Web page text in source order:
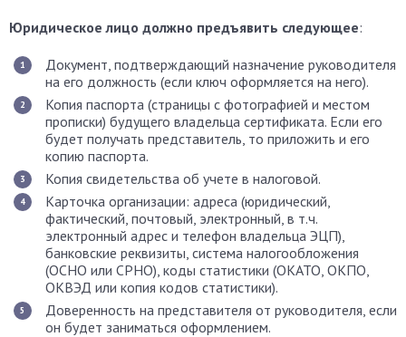
Юридическое лицо должно предъявить следующее:
Документ, подтверждающий назначение руководителя
на его должность (если ключ оформляется на него).
Копия паспорта (страницы с фотографией и местом
прописки) будущего владельца сертификата. Если его
будет получать представитель, то приложить и его
копию паспорта.
Копия свидетельства об учете в налоговой.
Карточка организации: адреса (юридический,
фактический, почтовый, электронный, в т.ч.
электронный адрес и телефон владельца ЭЦП),
банковские реквизиты, система налогообложения
(ОСНО или СРНО), коды статистики (ОКАТО, ОКПО,
ОКВЭД или копия кодов статистики).
Доверенность на представителя от руководителя, если
он будет заниматься оформлением.